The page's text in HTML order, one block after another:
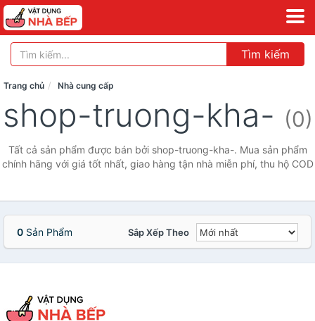
Tìm kiếm
Trang chủ Nhà cung cấp
shop-truong-kha- (0)
Tất cả sản phẩm được bán bởi shop-truong-kha-. Mua sản phẩm
chính hãng với giá tốt nhất, giao hàng tận nhà miễn phí, thu hộ COD
0 Sản Phẩm Sắp Xếp Theo